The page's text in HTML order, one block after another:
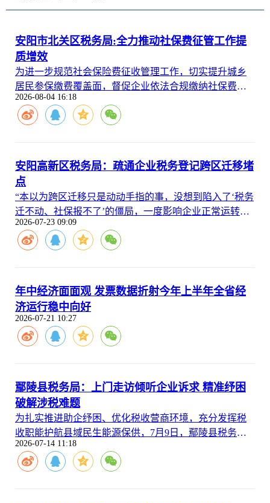
安阳市北关区税务局:全力推动社保费征管工作提
质增效
为进一步规范社会保险费征收管理工作，切实提升城乡
居民参保缴费覆盖面，督促企业依法合规缴纳社保费，
筑牢社保费征管工作根基，安阳市北关区税务局聚焦民
生保障与企业合规管理两大核心，扎实开展城乡居民医
2026-08-04 16:18
安阳高新区税务局：疏通企业税务登记跨区迁移堵
点
“本以为跨区迁移只是动动手指的事，没想到陷入了‘税务
迁不动、社保报不了’的僵局，一度影响企业正常运转。”
近日，河南蓝工建设工程有限公司负责人说。据了解，
因经营调整，该公司需将税务登记从安阳高新区迁至济
2026-07-23 09:09
年中经济面面观 发票数据折射今年上半年全省经
济运行稳中向好
2026-07-21 10:27
鄢陵县税务局：上门走访倾听企业诉求 精准纾困
破解涉税难题
为扎实推进助企纾困、优化税收营商环境，充分发挥税
收职能护航县域民生能源保供，7月9日，鄢陵县税务局
组建专项服务走访团队，深入鄢陵振德生物质能源热电
有限公司、河南省五洲燃气有限公司等供热供气重点民
2026-07-14 11:18